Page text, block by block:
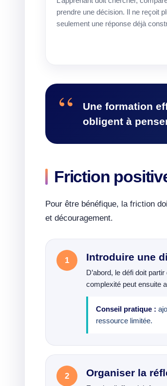
prendre une décision. Il ne reçoit
seulement une réponse déjà
Une formation
obligent à
Friction
Pour être bénéfique, la friction
et découragement.
Introduire une
D’abord, le défi doit
complexité peut ensuite
Conseil pratique :
ressource limitée.
Organiser la